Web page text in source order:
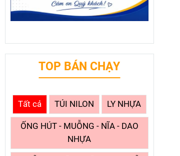
TOP BÁN CHẠY
Tất cả TÚI NILON LY NHỰA
ỐNG HÚT - MUỖNG - NĨA - DAO
NHỰA